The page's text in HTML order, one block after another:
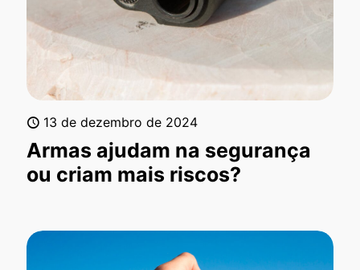
13 de dezembro de 2024
Armas ajudam na segurança
ou criam mais riscos?